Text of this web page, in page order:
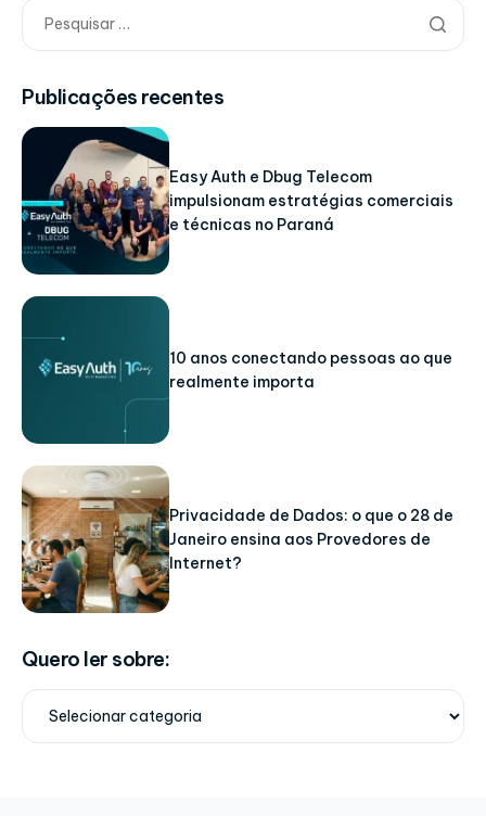
Publicações recentes
Easy Auth e Dbug Telecom
impulsionam estratégias comerciais
e técnicas no Paraná
10 anos conectando pessoas ao que
realmente importa
Privacidade de Dados: o que o 28 de
Janeiro ensina aos Provedores de
Internet?
Quero ler sobre: